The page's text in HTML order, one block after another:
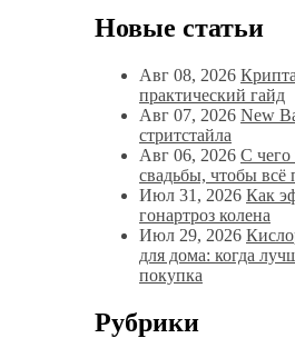
Новые статьи
Авг 08, 2026
практический гайд
Авг 07, 2026 New
стритстайла
Авг 06, 2026 С чего
свадьбы, чтобы
Июл 31, 2026 Как
гонартроз колена
Июл 29, 2026
для дома: когда
покупка
Рубрики